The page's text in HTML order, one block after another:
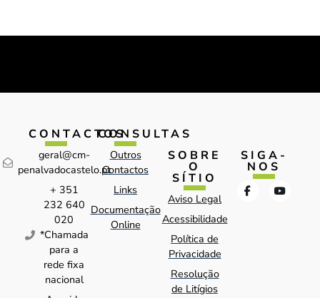
CONTACTOS
geral@cm-
penalvadocastelo.pt
+ 351
232 640
020
*Chamada
para a
rede fixa
nacional
CONSULTAS
Outros
Contactos
Links
Documentação
Online
SOBRE
O
SÍTIO
Aviso Legal
Acessibilidade
Política de
Privacidade
Resolução
de Litígios
SIGA-
NOS